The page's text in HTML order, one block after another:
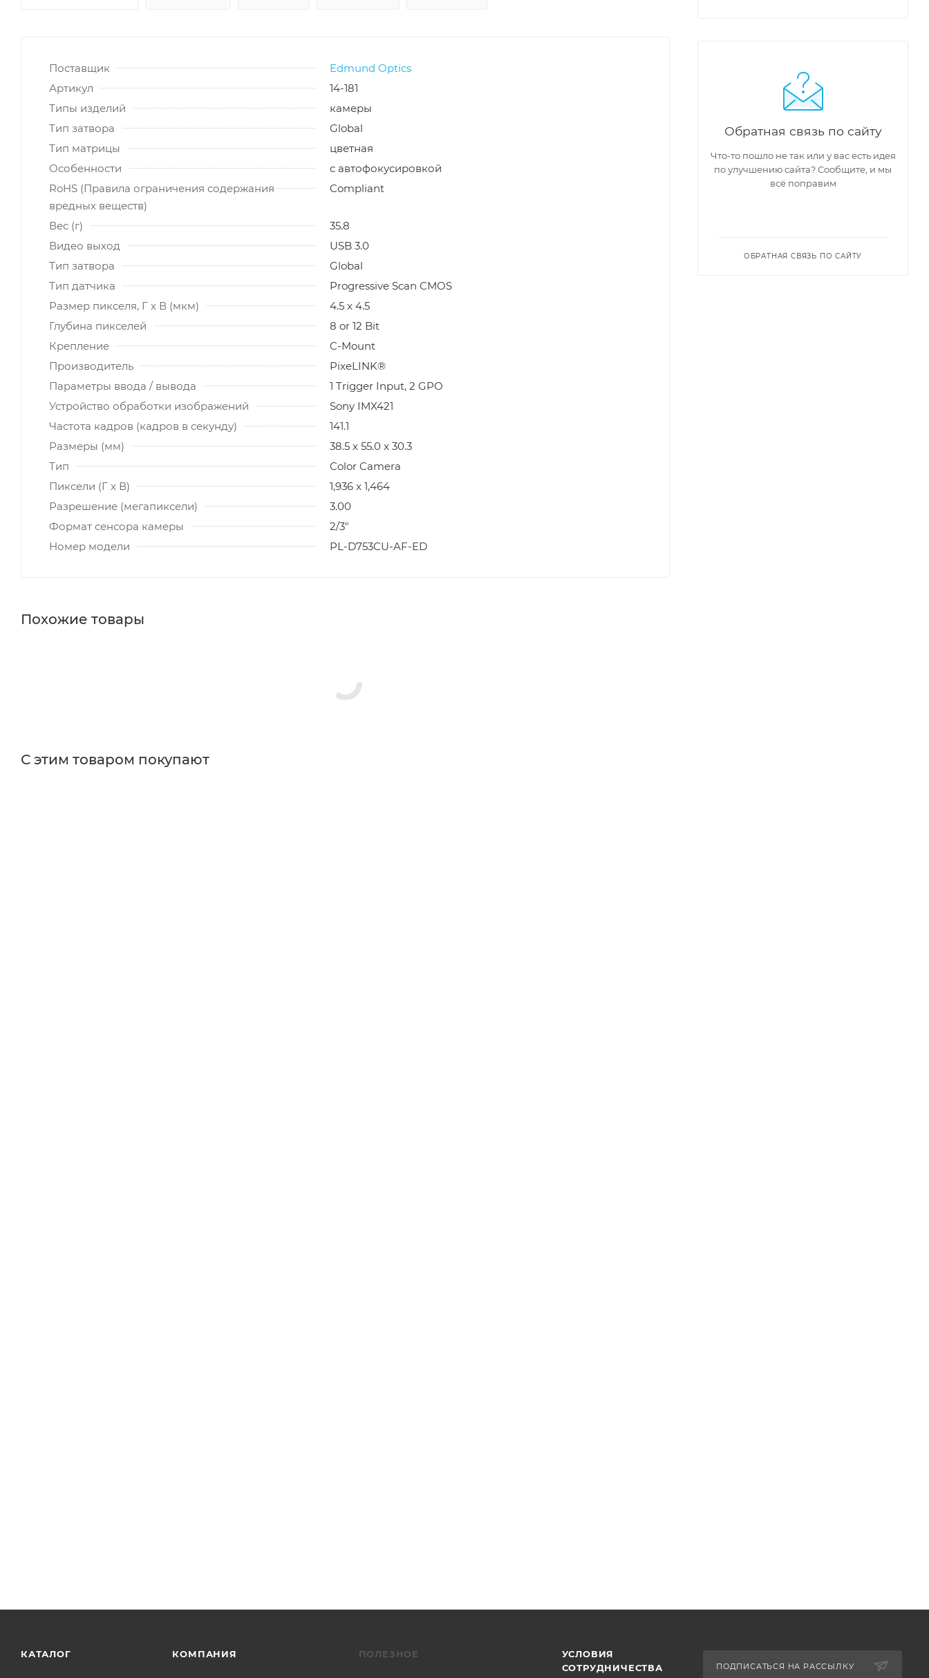
Поставщик
Edmund Optics
Артикул
14-181
Типы изделий
камеры
Тип затвора
Global
Тип матрицы
цветная
Особенности
с автофокусировкой
RoHS (Правила ограничения содержания
вредных веществ)
Compliant
Вес (г)
35.8
Видео выход
USB 3.0
Тип затвора
Global
Тип датчика
Progressive Scan CMOS
Размер пикселя, Г x В (мкм)
4.5 x 4.5
Глубина пикселей
8 or 12 Bit
Крепление
C-Mount
Производитель
PixeLINK®
Параметры ввода / вывода
1 Trigger Input, 2 GPO
Устройство обработки изображений
Sony IMX421
Частота кадров (кадров в секунду)
141.1
Размеры (мм)
38.5 x 55.0 x 30.3
Тип
Color Camera
Пиксели (Г x В)
1,936 x 1,464
Разрешение (мегапиксели)
3.00
Формат сенсора камеры
2/3"
Номер модели
PL-D753CU-AF-ED
Похожие товары
С этим товаром покупают
Обратная связь по сайту
Что-то пошло не так или у вас есть идея
по улучшению сайта? Сообщите, и мы
всё поправим
ОБРАТНАЯ СВЯЗЬ ПО САЙТУ
КАТАЛОГ КОМПАНИЯ ПОЛЕЗНОЕ
УСЛОВИЯ
СОТРУДНИЧЕСТВА
ПОДПИСАТЬСЯ НА РАССЫЛКУ